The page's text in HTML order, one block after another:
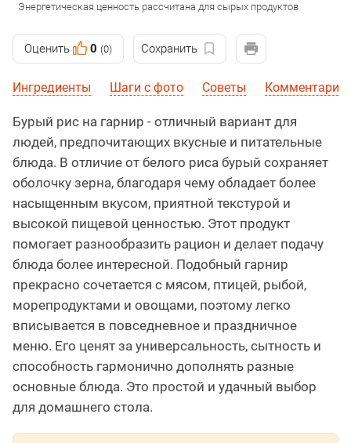
Энергетическая ценность рассчитана для сырых продуктов
Оценить 0 (0) Сохранить
Ингредиенты Шаги с фото Советы Комментарии
Бурый рис на гарнир - отличный вариант для
людей, предпочитающих вкусные и питательные
блюда. В отличие от белого риса бурый сохраняет
оболочку зерна, благодаря чему обладает более
насыщенным вкусом, приятной текстурой и
высокой пищевой ценностью. Этот продукт
помогает разнообразить рацион и делает подачу
блюда более интересной. Подобный гарнир
прекрасно сочетается с мясом, птицей, рыбой,
морепродуктами и овощами, поэтому легко
вписывается в повседневное и праздничное
меню. Его ценят за универсальность, сытность и
способность гармонично дополнять разные
основные блюда. Это простой и удачный выбор
для домашнего стола.